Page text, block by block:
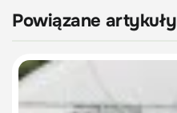
Powiązane artykuły